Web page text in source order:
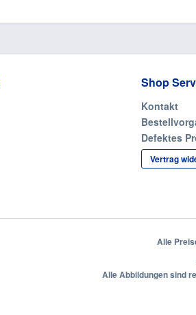
Shop
Kontakt
Defektes
Vertrag
Alle
Alle Abbildungen sind